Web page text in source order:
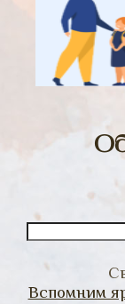
Вспомним